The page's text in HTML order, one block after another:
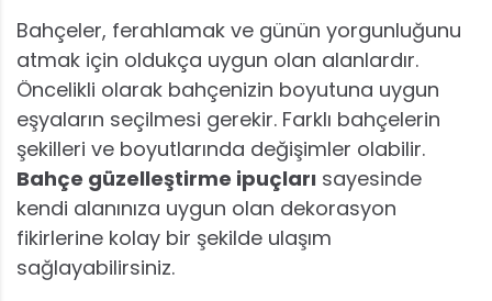
Bahçeler, ferahlamak ve günün yorgunluğunu
atmak için oldukça uygun olan alanlardır.
Öncelikli olarak bahçenizin boyutuna uygun
eşyaların seçilmesi gerekir. Farklı bahçelerin
şekilleri ve boyutlarında değişimler olabilir.
Bahçe güzelleştirme ipuçları sayesinde
kendi alanınıza uygun olan dekorasyon
fikirlerine kolay bir şekilde ulaşım
sağlayabilirsiniz.